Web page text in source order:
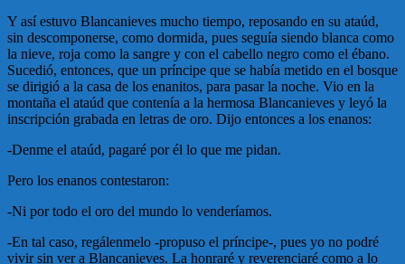
Y así estuvo Blancanieves mucho tiempo, reposando en su ataúd,
sin descomponerse, como dormida, pues seguía siendo blanca como
la nieve, roja como la sangre y con el cabello negro como el ébano.
Sucedió, entonces, que un príncipe que se había metido en el bosque
se dirigió a la casa de los enanitos, para pasar la noche. Vio en la
montaña el ataúd que contenía a la hermosa Blancanieves y leyó la
inscripción grabada en letras de oro. Dijo entonces a los enanos:
-Denme el ataúd, pagaré por él lo que me pidan.
Pero los enanos contestaron:
-Ni por todo el oro del mundo lo venderíamos.
-En tal caso, regálenmelo -propuso el príncipe-, pues yo no podré
vivir sin ver a Blancanieves. La honraré y reverenciaré como a lo